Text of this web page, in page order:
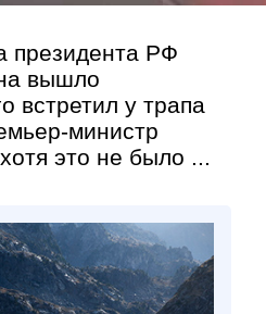
президента РФ
вышло
встретил у трапа
министр
это не было ...